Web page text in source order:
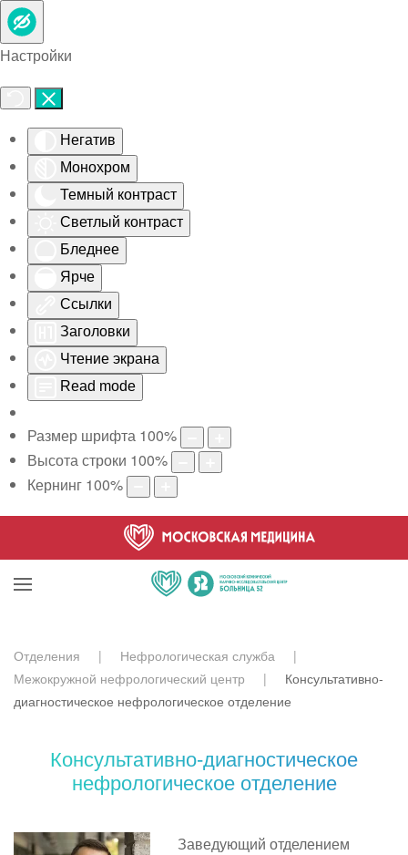
Настройки
Негатив
Монохром
Темный контраст
Светлый контраст
Бледнее
Ярче
Ссылки
Заголовки
Чтение экрана
Read mode
Размер шрифта 100%
Высота строки 100%
Кернинг 100%
Skip to main content
Отделения
Нефрологическая служба
Межокружной нефрологический центр
Консультативно-
диагностическое нефрологическое отделение
Консультативно-диагностическое
нефрологическое отделение
Заведующий отделением